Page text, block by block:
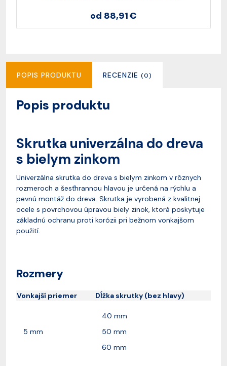
od 88,91 €
POPIS PRODUKTU RECENZIE (0)
Popis produktu
Skrutka univerzálna do dreva
s bielym zinkom
Univerzálna skrutka do dreva s bielym zinkom v rôznych
rozmeroch a šesťhrannou hlavou je určená na rýchlu a
pevnú montáž do dreva. Skrutka je vyrobená z kvalitnej
ocele s povrchovou úpravou biely zinok, ktorá poskytuje
základnú ochranu proti korózii pri bežnom vonkajšom
použití.
Rozmery
Vonkajší priemer Dĺžka skrutky (bez hlavy)
5 mm
40 mm
50 mm
60 mm